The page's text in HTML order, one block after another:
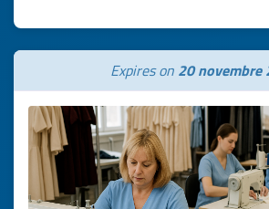
Expires on 20 novembre